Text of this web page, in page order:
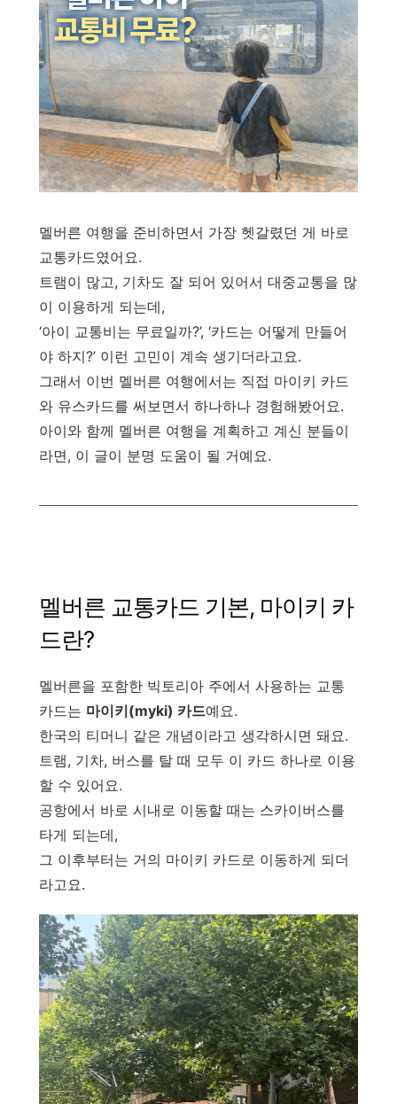
멜버른 여행을 준비하면서 가장 헷갈렸던 게 바로
교통카드였어요.
트램이 많고, 기차도 잘 되어 있어서 대중교통을 많
이 이용하게 되는데,
‘아이 교통비는 무료일까?’, ‘카드는 어떻게 만들어
야 하지?’ 이런 고민이 계속 생기더라고요.
그래서 이번 멜버른 여행에서는 직접 마이키 카드
와 유스카드를 써보면서 하나하나 경험해봤어요.
아이와 함께 멜버른 여행을 계획하고 계신 분들이
라면, 이 글이 분명 도움이 될 거예요.
멜버른 교통카드 기본, 마이키 카
드란?
멜버른을 포함한 빅토리아 주에서 사용하는 교통
카드는 마이키(myki) 카드예요.
한국의 티머니 같은 개념이라고 생각하시면 돼요.
트램, 기차, 버스를 탈 때 모두 이 카드 하나로 이용
할 수 있어요.
공항에서 바로 시내로 이동할 때는 스카이버스를
타게 되는데,
그 이후부터는 거의 마이키 카드로 이동하게 되더
라고요.